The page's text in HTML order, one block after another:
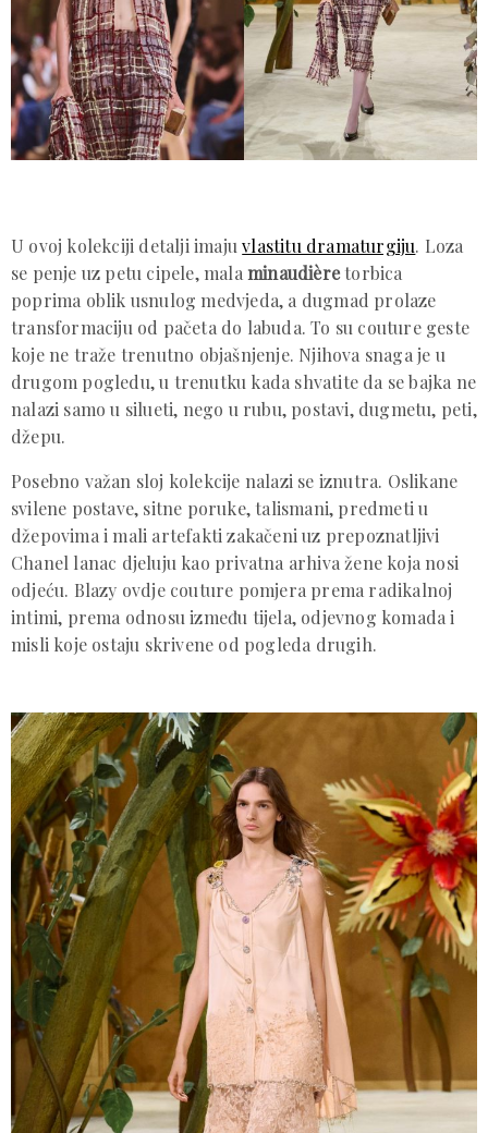
U ovoj kolekciji detalji imajuvlastitu dramaturgiju. Loza
se penje uz petu cipele, malaminaudièretorbica
poprima oblik usnulog medvjeda, a dugmad prolaze
transformaciju od pačeta do labuda. To su couture geste
koje ne traže trenutno objašnjenje. Njihova snaga je u
drugom pogledu, u trenutku kada shvatite da se bajka ne
nalazi samo u silueti, nego u rubu, postavi, dugmetu, peti,
džepu.
Posebno važan sloj kolekcije nalazi se iznutra. Oslikane
svilene postave, sitne poruke, talismani, predmeti u
džepovima i mali artefakti zakačeni uz prepoznatljivi
Chanel lanac djeluju kao privatna arhiva žene koja nosi
odjeću. Blazy ovdje couture pomjera prema radikalnoj
intimi, prema odnosu između tijela, odjevnog komada i
misli koje ostaju skrivene od pogleda drugih.